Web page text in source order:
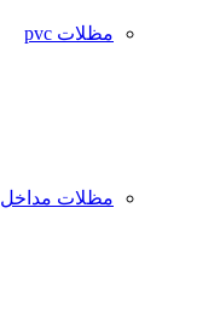
مظلات pvc
مظلات مداخل